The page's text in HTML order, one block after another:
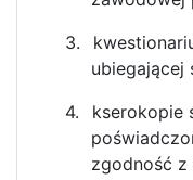
3.
ubiegającej
4.
kserokopie
zgodność z